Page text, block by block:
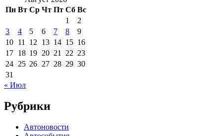
Пн Вт Ср Чт Пт Сб Вс
1
2
3
4 5 6 7 8
9
10 11 12 13 14 15 16
17 18 19 20 21 22 23
24 25 26 27 28 29 30
31
« Июл
Рубрики
Автоновости